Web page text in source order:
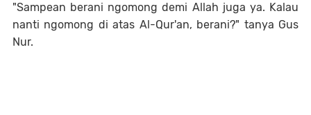
"Sampean berani ngomong demi Allah juga ya. Kalau
nanti ngomong di atas Al-Qur'an, berani?" tanya Gus
Nur.